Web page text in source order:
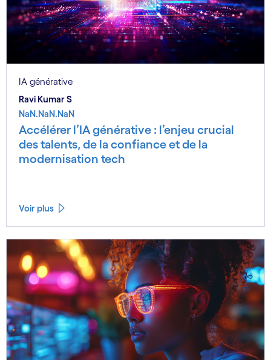
IA générative
Ravi Kumar S
NaN.NaN.NaN
Accélérer l’IA générative : l’enjeu crucial
des talents, de la confiance et de la
modernisation tech
Voir plus